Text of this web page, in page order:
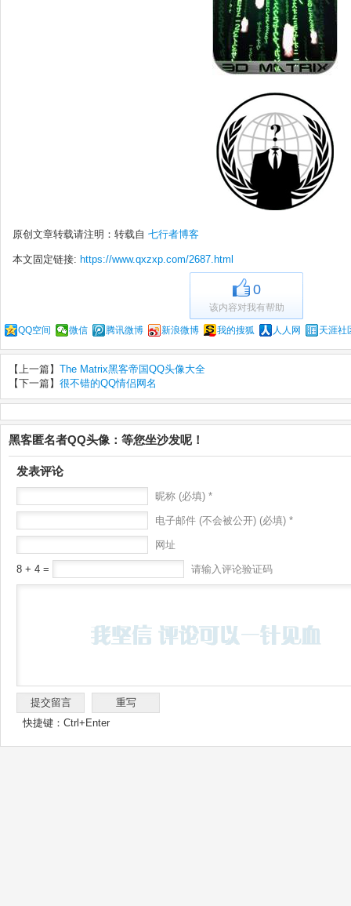
原创文章转载请注明：转载自 七行者博客
本文固定链接: https://www.qxzxp.com/2687.html
0
该内容对我有帮助
QQ空间 微信 腾讯微博 新浪微博 我的搜狐 人人网 天涯社
【上一篇】 The Matrix黑客帝国QQ头像大全
【下一篇】 很不错的QQ情侣网名
黑客匿名者QQ头像：等您坐沙发呢！
发表评论
昵称 (必填) *
电子邮件 (不会被公开) (必填) *
网址
8 + 4 = 请输入评论验证码
快捷键：Ctrl+Enter